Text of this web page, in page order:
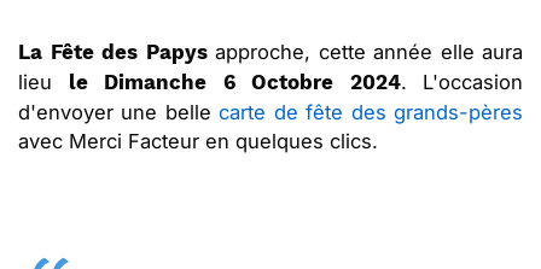
La Fête des Papysapproche, cette année elle aura
lieu
le Dimanche 6 Octobre 2024. L'occasion
d'envoyer une bellecarte de fête des grands-pères
avec Merci Facteur en quelques clics.